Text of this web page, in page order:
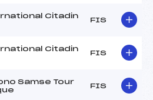
Citadin
FIS
Citadin
FIS
Samse Tour
FIS